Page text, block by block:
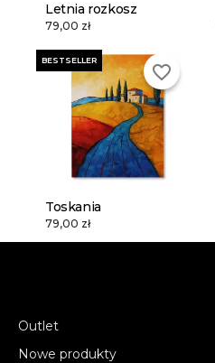
Letnia rozkosz
79,00 zł
Toskania
79,00 zł
BESTSELLER
favorite_border
Outlet
Nowe produkty